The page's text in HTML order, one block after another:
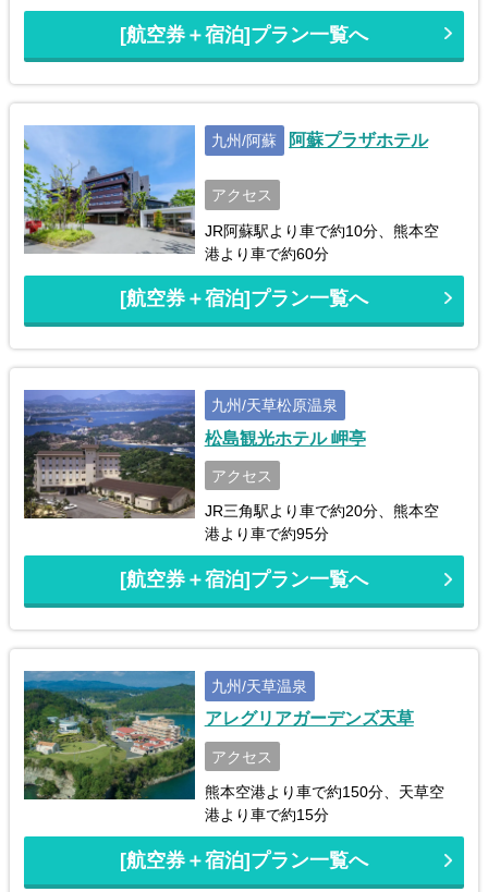
[航空券＋宿泊]プラン一覧へ
九州/阿蘇 阿蘇プラザホテル
アクセス
JR阿蘇駅より車で約10分、熊本空
港より車で約60分
[航空券＋宿泊]プラン一覧へ
九州/天草松原温泉
松島観光ホテル 岬亭
アクセス
JR三角駅より車で約20分、熊本空
港より車で約95分
[航空券＋宿泊]プラン一覧へ
九州/天草温泉
アレグリアガーデンズ天草
アクセス
熊本空港より車で約150分、天草空
港より車で約15分
[航空券＋宿泊]プラン一覧へ